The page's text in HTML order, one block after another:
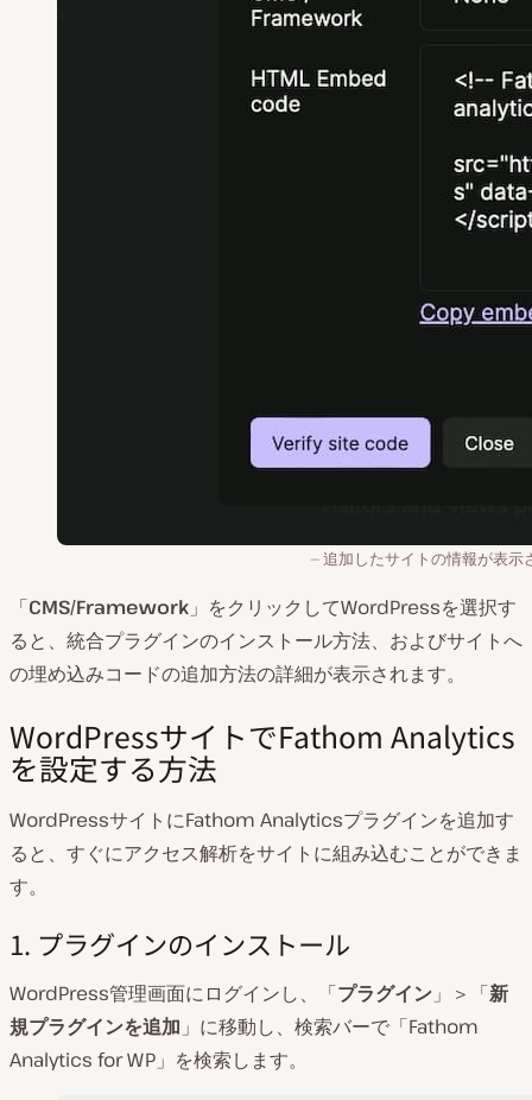
追加したサイトの情報が表示
「CMS/Framework 」をクリックしてWordPressを選択す
ると、統合プラグインのインストール方法、およびサイトへ
の埋め込みコードの追加方法の詳細が表示されます。
WordPressサイトでFathom Analytics
を設定する方法
WordPressサイトにFathom Analyticsプラグインを追加す
ると、すぐにアクセス解析をサイトに組み込むことができま
す。
1. プラグインのインストール
WordPress管理画面にログインし、「プラグイン 」＞「新
規プラグインを追加 」に移動し、検索バーで「Fathom
Analytics for WP」を検索します。